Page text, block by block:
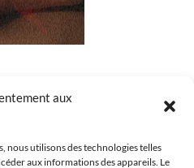
aux
nous utilisons des technologies telles
aux informations des appareils. Le